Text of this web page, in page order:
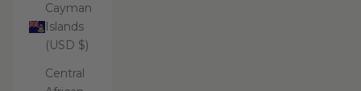
Cayman
Islands
(USD $)
Central